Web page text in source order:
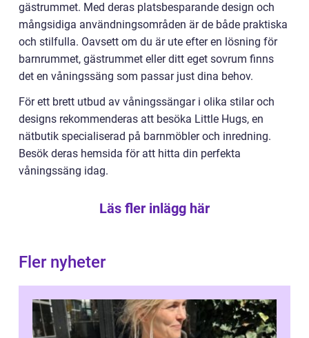
gästrummet. Med deras platsbesparande design och
mångsidiga användningsområden är de både praktiska
och stilfulla. Oavsett om du är ute efter en lösning för
barnrummet, gästrummet eller ditt eget sovrum finns
det en våningssäng som passar just dina behov.
För ett brett utbud av våningssängar i olika stilar och
designs rekommenderas att besöka Little Hugs, en
nätbutik specialiserad på barnmöbler och inredning.
Besök deras hemsida för att hitta din perfekta
våningssäng idag.
Läs fler inlägg här
Fler nyheter